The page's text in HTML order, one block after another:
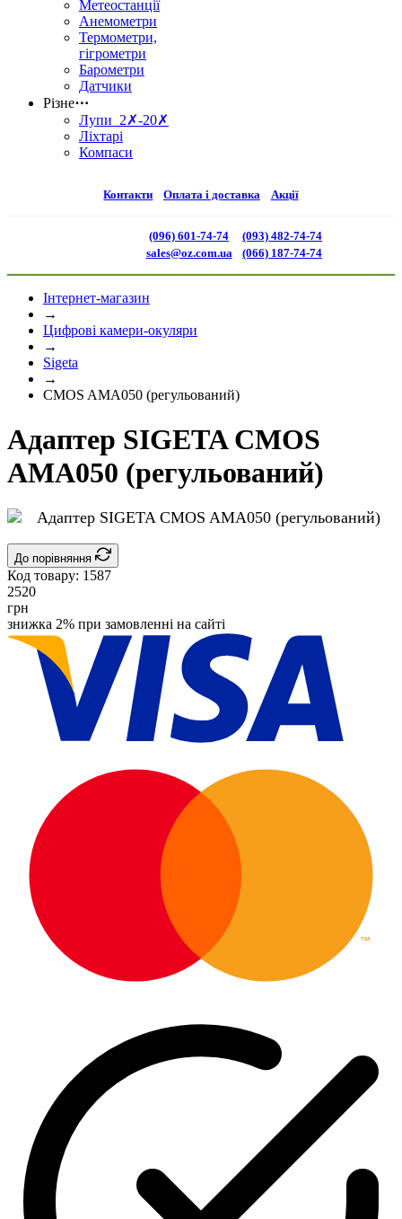
Метеостанції
Анемометри
Термометри,
гігрометри
Барометри
Датчики
Різне⋯
Лупи 2✗-20✗
Ліхтарі
Компаси
Контакти Оплата і доставка Акції
(096) 601-74-74
sales@oz.com.ua
(093) 482-74-74
(066) 187-74-74
Інтернет-магазин
→
Цифрові камери-окуляри
→
Sigeta
→
CMOS AMA050 (регульований)
Адаптер SIGETA CMOS
AMA050 (регульований)
До порівняння
Код товару: 1587
2520
грн
знижка 2% при замовленні на сайті